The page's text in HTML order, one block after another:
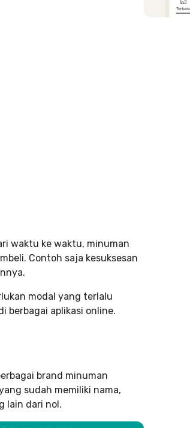
waktu ke waktu, minuman
Contoh saja kesuksesan
modal yang terlalu
berbagai aplikasi online.
brand minuman
sudah memiliki nama,
lain dari nol.